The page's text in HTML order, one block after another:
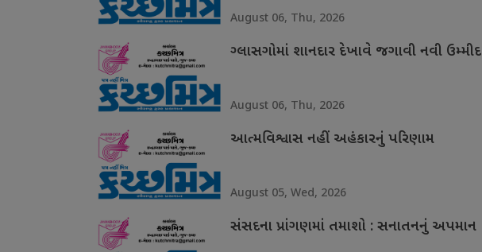
August 06, Thu, 2026
ગ્લાસગોમાં શાનદાર દેખાવે જગાવી નવી ઉમ્મીદ
August 06, Thu, 2026
આત્મવિશ્વાસ નહીં અહંકારનું પરિણામ
August 05, Wed, 2026
સંસદના પ્રાંગણમાં તમાશો : સનાતનનું અપમાન